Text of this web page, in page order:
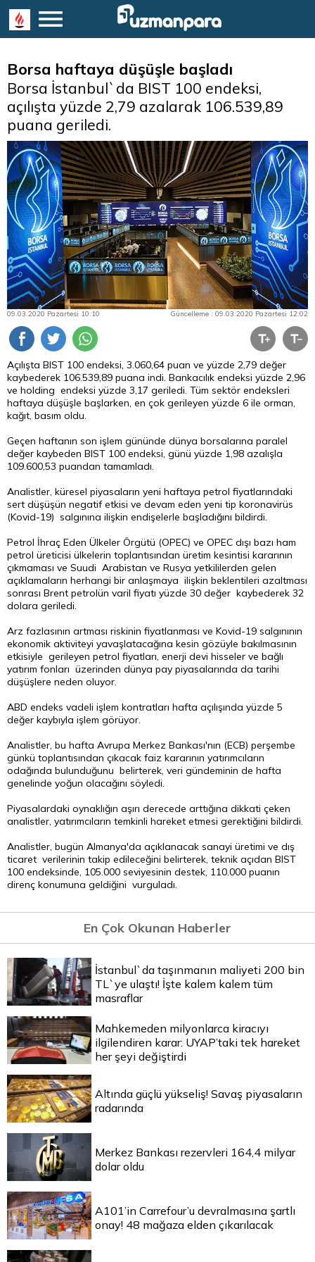
Borsa haftaya düşüşle başladı
Borsa İstanbul`da BIST 100 endeksi,
açılışta yüzde 2,79 azalarak 106.539,89
puana geriledi.
09.03.2020 Pazartesi 10:10 Güncelleme : 09.03.2020 Pazartesi 12:02
Açılışta BIST 100 endeksi, 3.060,64 puan ve yüzde 2,79 değer
kaybederek 106.539,89 puana indi. Bankacılık endeksi yüzde 2,96
ve holding endeksi yüzde 3,17 geriledi. Tüm sektör endeksleri
haftaya düşüşle başlarken, en çok gerileyen yüzde 6 ile orman,
kağıt, basım oldu.
Geçen haftanın son işlem gününde dünya borsalarına paralel
değer kaybeden BIST 100 endeksi, günü yüzde 1,98 azalışla
109.600,53 puandan tamamladı.
Analistler, küresel piyasaların yeni haftaya petrol fiyatlarındaki
sert düşüşün negatif etkisi ve devam eden yeni tip koronavirüs
(Kovid-19) salgınına ilişkin endişelerle başladığını bildirdi.
Petrol İhraç Eden Ülkeler Örgütü (OPEC) ve OPEC dışı bazı ham
petrol üreticisi ülkelerin toplantısından üretim kesintisi kararının
çıkmaması ve Suudi Arabistan ve Rusya yetkililerden gelen
açıklamaların herhangi bir anlaşmaya ilişkin beklentileri azaltması
sonrası Brent petrolün varil fiyatı yüzde 30 değer kaybederek 32
dolara geriledi.
Arz fazlasının artması riskinin fiyatlanması ve Kovid-19 salgınının
ekonomik aktiviteyi yavaşlatacağına kesin gözüyle bakılmasının
etkisiyle gerileyen petrol fiyatları, enerji devi hisseler ve bağlı
yatırım fonları üzerinden dünya pay piyasalarında da tarihi
düşüşlere neden oluyor.
ABD endeks vadeli işlem kontratları hafta açılışında yüzde 5
değer kaybıyla işlem görüyor.
Analistler, bu hafta Avrupa Merkez Bankası'nın (ECB) perşembe
günkü toplantısından çıkacak faiz kararının yatırımcıların
odağında bulunduğunu belirterek, veri gündeminin de hafta
genelinde yoğun olacağını söyledi.
Piyasalardaki oynaklığın aşırı derecede arttığına dikkati çeken
analistler, yatırımcıların temkinli hareket etmesi gerektiğini bildirdi.
Analistler, bugün Almanya'da açıklanacak sanayi üretimi ve dış
ticaret verilerinin takip edileceğini belirterek, teknik açıdan BIST
100 endeksinde, 105.000 seviyesinin destek, 110.000 puanın
direnç konumuna geldiğini vurguladı.
En Çok Okunan Haberler
İstanbul`da taşınmanın maliyeti 200 bin
TL`ye ulaştı! İşte kalem kalem tüm
masraflar
Mahkemeden milyonlarca kiracıyı
ilgilendiren karar: UYAP’taki tek hareket
her şeyi değiştirdi
Altında güçlü yükseliş! Savaş piyasaların
radarında
Merkez Bankası rezervleri 164,4 milyar
dolar oldu
A101’in Carrefour’u devralmasına şartlı
onay! 48 mağaza elden çıkarılacak